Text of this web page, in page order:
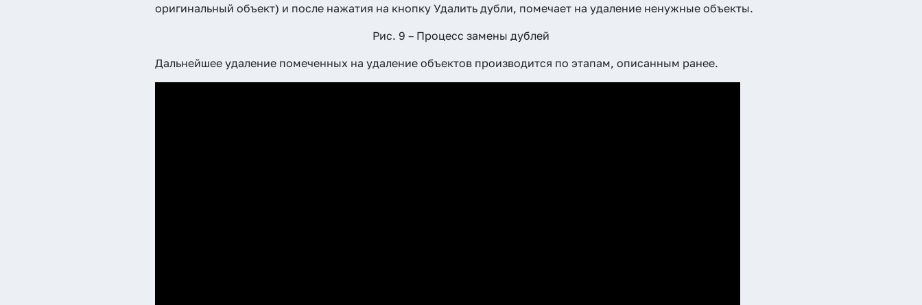
оригинальный объект) и после нажатия на кнопку Удалить дубли, помечает на удаление ненужные объекты.
Рис. 9 – Процесс замены дублей
Дальнейшее удаление помеченных на удаление объектов производится по этапам, описанным ранее.